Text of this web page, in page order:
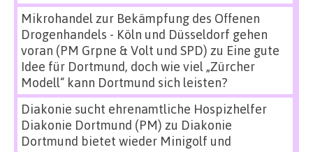
Mikrohandel zur Bekämpfung des Offenen
Drogenhandels - Köln und Düsseldorf gehen
voran (PM Grpne & Volt und SPD) zu Eine gute
Idee für Dortmund, doch wie viel „Zürcher
Modell“ kann Dortmund sich leisten?
Diakonie sucht ehrenamtliche Hospizhelfer
Diakonie Dortmund (PM) zu Diakonie
Dortmund bietet wieder Minigolf und